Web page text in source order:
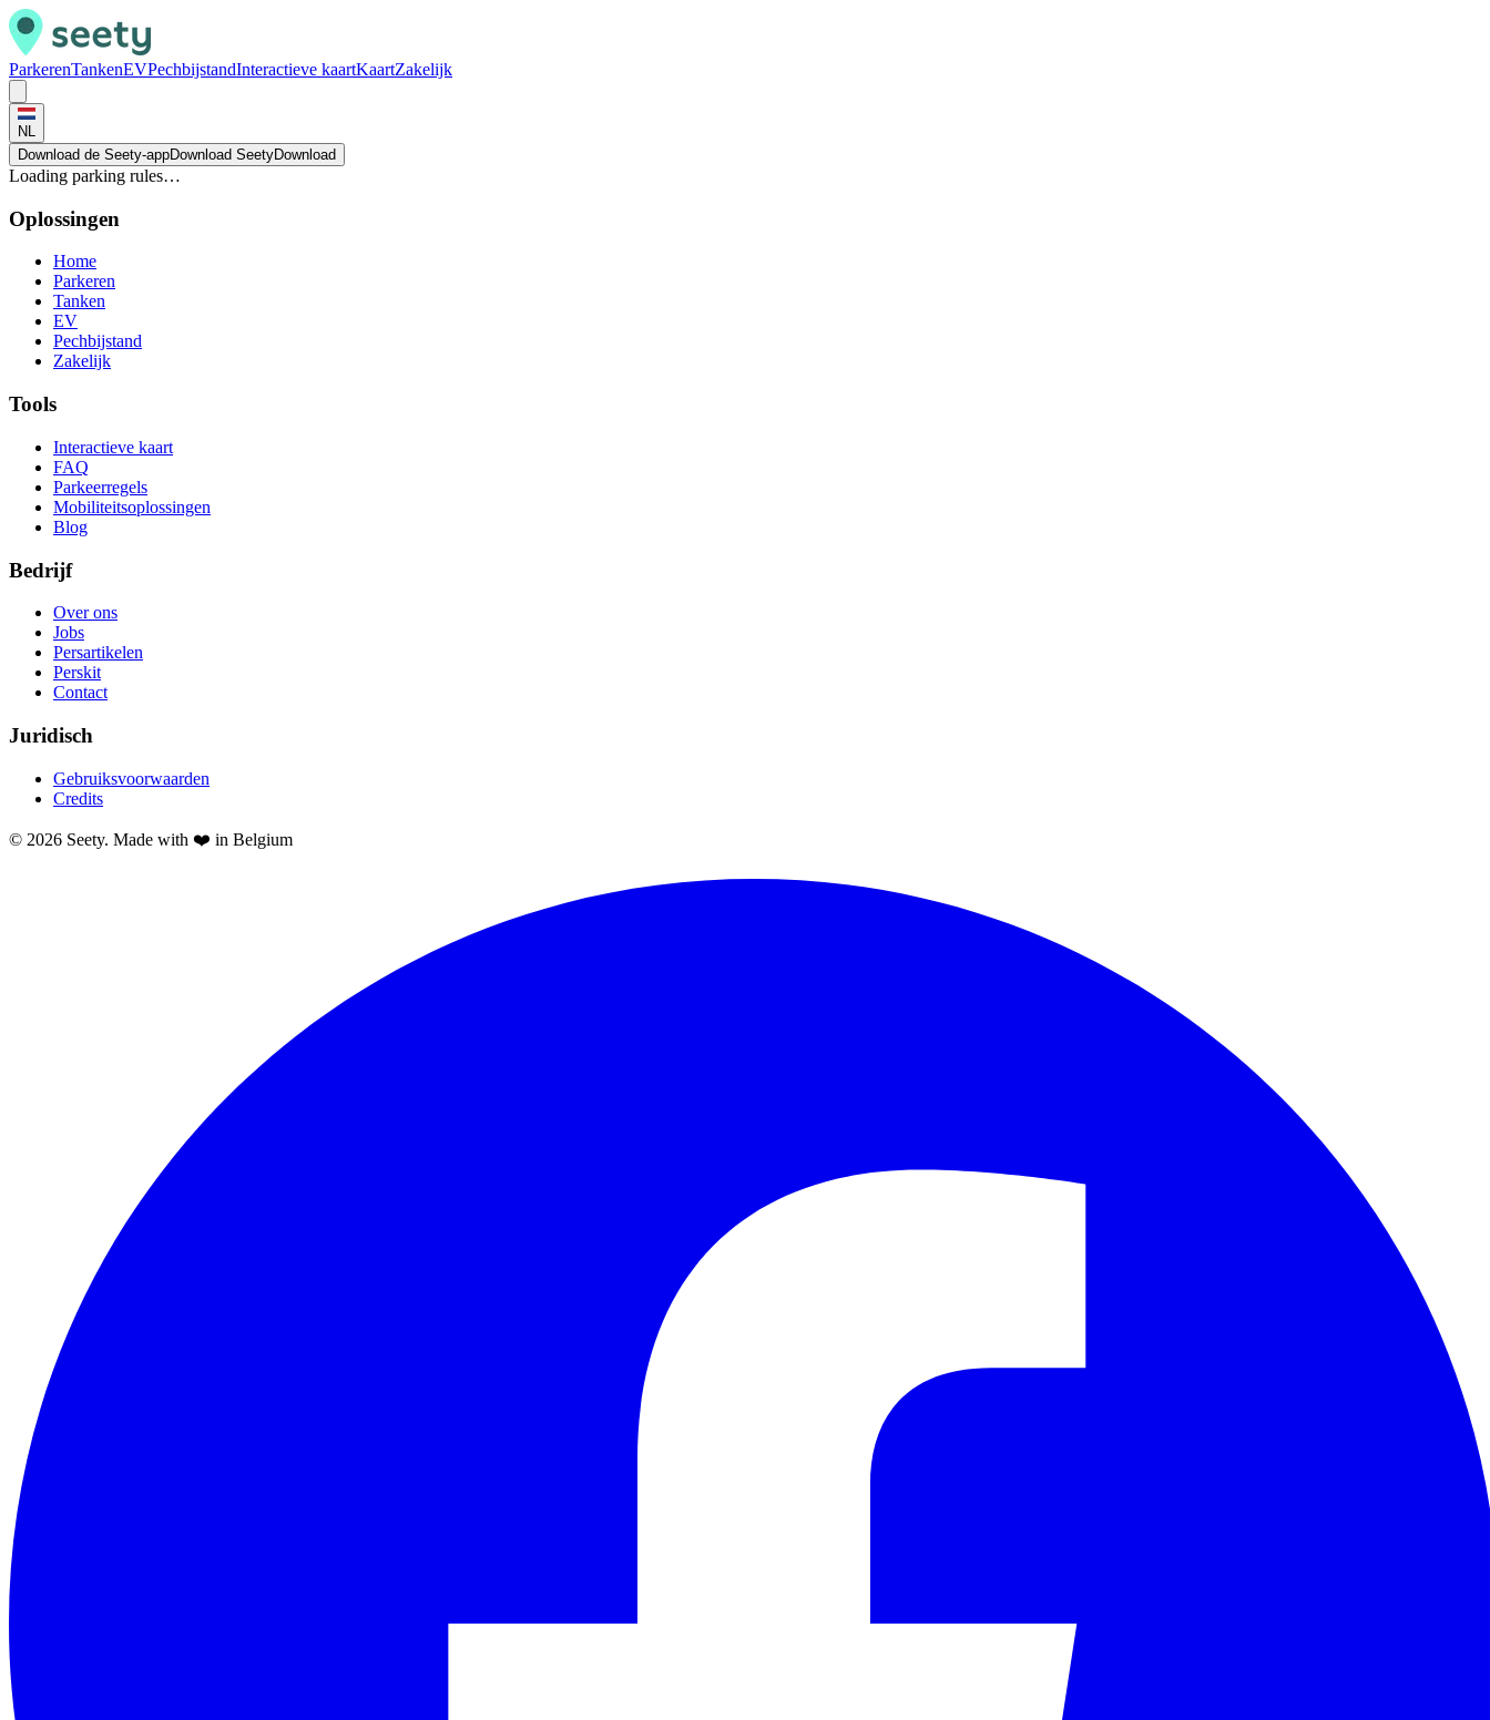
ParkerenTankenEVPechbijstandInteractieve kaartKaartZakelijk
NL
Download de Seety-appDownload SeetyDownload
Loading parking rules…
Oplossingen
Home
Parkeren
Tanken
EV
Pechbijstand
Zakelijk
Tools
Interactieve kaart
FAQ
Parkeerregels
Mobiliteitsoplossingen
Blog
Bedrijf
Over ons
Jobs
Persartikelen
Perskit
Contact
Juridisch
Gebruiksvoorwaarden
Credits
© 2026 Seety. Made with ❤️ in Belgium